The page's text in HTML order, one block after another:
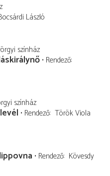
László
színház
Rendező
színház
Rendező Török Viola
Rendező Kövesdy